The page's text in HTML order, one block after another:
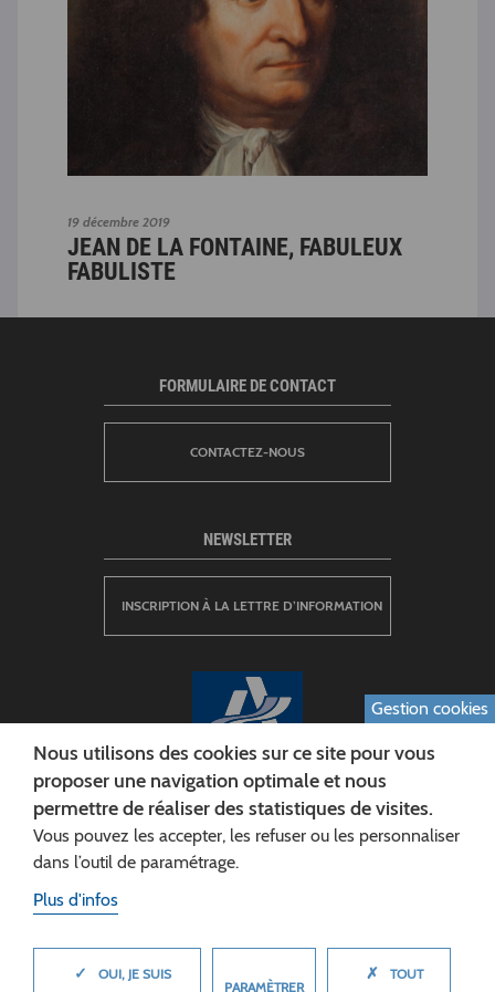
19 décembre 2019
JEAN DE LA FONTAINE, FABULEUX
FABULISTE
CONSEIL DÉPARTEMENTAL DE L'AISNE
Siège :
FORMULAIRE DE CONTACT
CONTACTEZ-NOUS
NEWSLETTER
INSCRIPTION À LA LETTRE D’INFORMATION
Gestion cookies
Nous utilisons des cookies sur ce site pour vous
proposer une navigation optimale et nous
permettre de réaliser des statistiques de visites.
Vous pouvez les accepter, les refuser ou les personnaliser
dans l’outil de paramétrage.
Plus d'infos
✓ OUI, JE SUIS
PARAMÈTRER
✗ TOUT
MASQUER